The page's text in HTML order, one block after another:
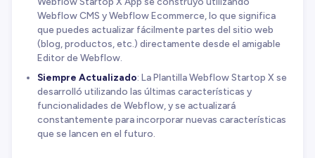
Webflow CMS y Webflow Ecommerce, lo que significa
que puedes actualizar fácilmente partes del sitio web
(blog, productos, etc.) directamente desde el amigable
Editor de Webflow.
Siempre Actualizado: La Plantilla Webflow Startop X se
desarrolló utilizando las últimas características y
funcionalidades de Webflow, y se actualizará
constantemente para incorporar nuevas características
que se lancen en el futuro.